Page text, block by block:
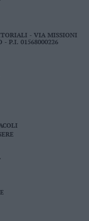
- VIA MISSIONI
- P.I. 01568000226